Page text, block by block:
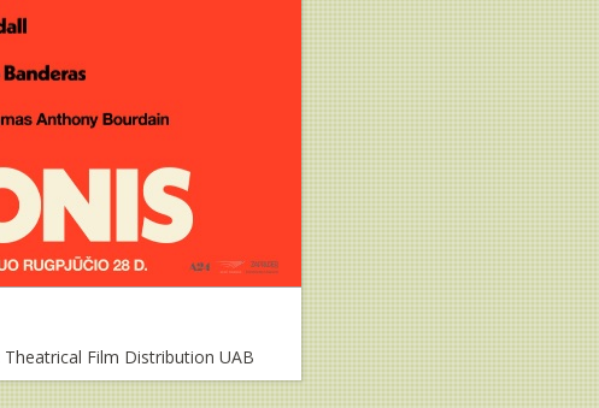
Theatrical Film Distribution UAB